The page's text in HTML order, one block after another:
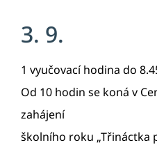
3. 9.
1 vyučovací hodina do
Od 10 hodin se koná v
zahájení
školního roku „Třináctka